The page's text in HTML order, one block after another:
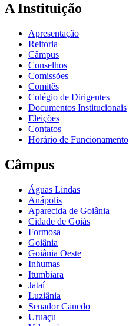
A Instituição
Apresentação
Reitoria
Câmpus
Conselhos
Comissões
Comitês
Colégio de Dirigentes
Documentos Institucionais
Eleições
Contatos
Horário de Funcionamento
Câmpus
Águas Lindas
Anápolis
Aparecida de Goiânia
Cidade de Goiás
Formosa
Goiânia
Goiânia Oeste
Inhumas
Itumbiara
Jataí
Luziânia
Senador Canedo
Uruaçu